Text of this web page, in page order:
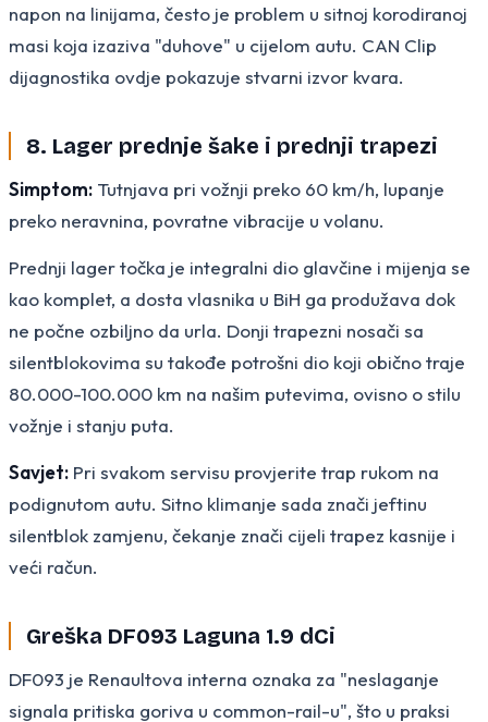
napon na linijama, često je problem u sitnoj korodiranoj
masi koja izaziva "duhove" u cijelom autu. CAN Clip
dijagnostika ovdje pokazuje stvarni izvor kvara.
8. Lager prednje šake i prednji trapezi
Simptom: Tutnjava pri vožnji preko 60 km/h, lupanje
preko neravnina, povratne vibracije u volanu.
Prednji lager točka je integralni dio glavčine i mijenja se
kao komplet, a dosta vlasnika u BiH ga produžava dok
ne počne ozbiljno da urla. Donji trapezni nosači sa
silentblokovima su takođe potrošni dio koji obično traje
80.000-100.000 km na našim putevima, ovisno o stilu
vožnje i stanju puta.
Savjet: Pri svakom servisu provjerite trap rukom na
podignutom autu. Sitno klimanje sada znači jeftinu
silentblok zamjenu, čekanje znači cijeli trapez kasnije i
veći račun.
Greška DF093 Laguna 1.9 dCi
DF093 je Renaultova interna oznaka za "neslaganje
signala pritiska goriva u common-rail-u", što u praksi